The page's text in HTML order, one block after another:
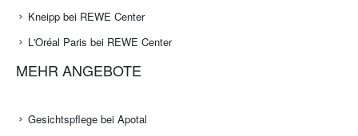
Kneipp bei REWE Center
L'Oréal Paris bei REWE Center
MEHR ANGEBOTE
Gesichtspflege bei Apotal